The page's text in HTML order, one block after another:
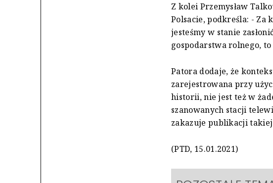
Z kolei Przemysław
Polsacie, podkreśla: -
jesteśmy w stanie
gospodarstwa rolnego,
Patora dodaje, że
zarejestrowana przy
historii, nie jest też w
szanowanych stacji
zakazuje publikacji
(PTD, 15.01.2021)